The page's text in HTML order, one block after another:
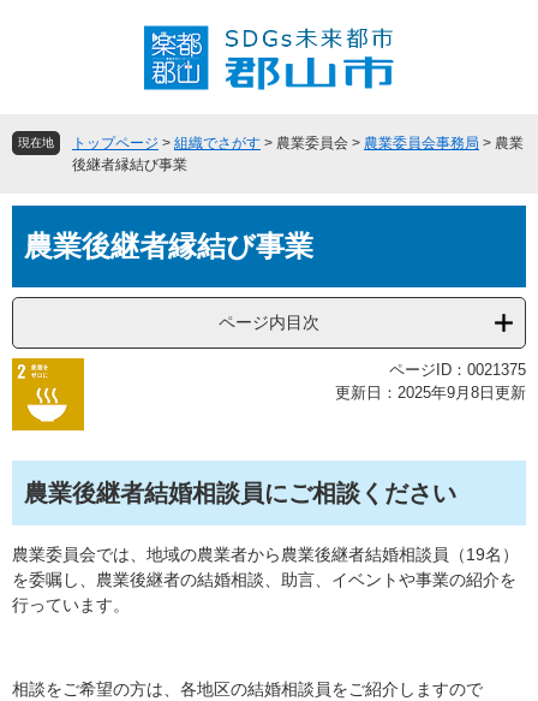
頭
飛
へ
現在地 トップページ > 組織でさがす > 農業委員会 > 農業委員会事務局 > 農業
後継者縁結び事業
文農業後継者縁結び事業
ページ内目次
ページID：0021375
更新日：2025年9月8日更新
農業後継者結婚相談員にご相談ください
農業委員会では、地域の農業者から農業後継者結婚相談員（19名）
を委嘱し、農業後継者の結婚相談、助言、イベントや事業の紹介を
行っています。
相談をご希望の方は、各地区の結婚相談員をご紹介しますので